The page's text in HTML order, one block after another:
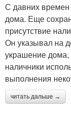
С давних времен
дома. Еще
присутствие
Он указывал на
украшение дома,
наличники
выполнения
читать дальше →